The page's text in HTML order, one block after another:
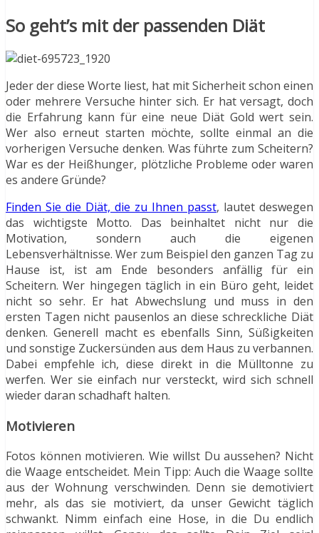
So geht’s mit der passenden Diät
Jeder der diese Worte liest, hat mit Sicherheit schon einen
oder mehrere Versuche hinter sich. Er hat versagt, doch
die Erfahrung kann für eine neue Diät Gold wert sein.
Wer also erneut starten möchte, sollte einmal an die
vorherigen Versuche denken. Was führte zum Scheitern?
War es der Heißhunger, plötzliche Probleme oder waren
es andere Gründe?
Finden Sie die Diät, die zu Ihnen passt, lautet deswegen
das wichtigste Motto. Das beinhaltet nicht nur die
Motivation, sondern auch die eigenen
Lebensverhältnisse. Wer zum Beispiel den ganzen Tag zu
Hause ist, ist am Ende besonders anfällig für ein
Scheitern. Wer hingegen täglich in ein Büro geht, leidet
nicht so sehr. Er hat Abwechslung und muss in den
ersten Tagen nicht pausenlos an diese schreckliche Diät
denken. Generell macht es ebenfalls Sinn, Süßigkeiten
und sonstige Zuckersünden aus dem Haus zu verbannen.
Dabei empfehle ich, diese direkt in die Mülltonne zu
werfen. Wer sie einfach nur versteckt, wird sich schnell
wieder daran schadhaft halten.
Motivieren
Fotos können motivieren. Wie willst Du aussehen? Nicht
die Waage entscheidet. Mein Tipp: Auch die Waage sollte
aus der Wohnung verschwinden. Denn sie demotiviert
mehr, als das sie motiviert, da unser Gewicht täglich
schwankt. Nimm einfach eine Hose, in die Du endlich